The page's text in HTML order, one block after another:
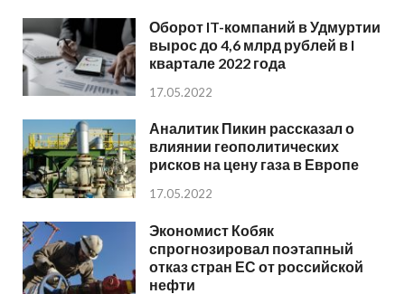
Оборот IT-компаний в Удмуртии
вырос до 4,6 млрд рублей в I
квартале 2022 года
17.05.2022
Аналитик Пикин рассказал о
влиянии геополитических
рисков на цену газа в Европе
17.05.2022
Экономист Кобяк
спрогнозировал поэтапный
отказ стран ЕС от российской
нефти